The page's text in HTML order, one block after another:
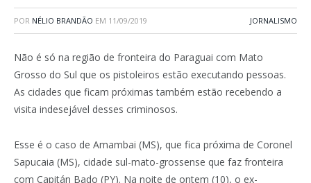
POR NÉLIO BRANDÃO EM 11/09/2019 JORNALISMO
Não é só na região de fronteira do Paraguai com Mato
Grosso do Sul que os pistoleiros estão executando pessoas.
As cidades que ficam próximas também estão recebendo a
visita indesejável desses criminosos.
Esse é o caso de Amambai (MS), que fica próxima de Coronel
Sapucaia (MS), cidade sul-mato-grossense que faz fronteira
com Capitán Bado (PY). Na noite de ontem (10), o ex-